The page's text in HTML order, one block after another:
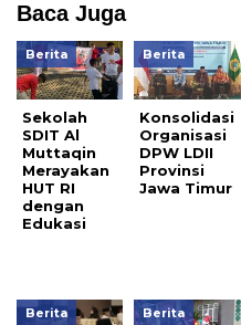
Baca Juga
Berita
Sekolah
SDIT Al
Muttaqin
Merayakan
HUT RI
dengan
Edukasi
Berita
Konsolidasi
Organisasi
DPW LDII
Provinsi
Jawa Timur
Berita Berita